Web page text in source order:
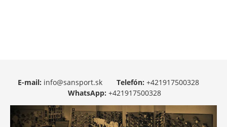
E-mail: info@sansport.sk Telefón: +421917500328
WhatsApp: +421917500328